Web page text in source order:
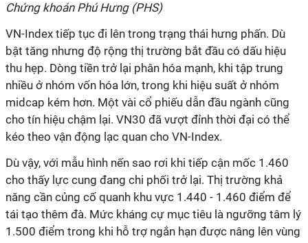
Chứng khoán Phú Hưng (PHS)
VN-Index tiếp tục đi lên trong trạng thái hưng phấn. Dù
bật tăng nhưng độ rộng thị trường bắt đầu có dấu hiệu
thu hẹp. Dòng tiền trở lại phân hóa mạnh, khi tập trung
nhiều ở nhóm vốn hóa lớn, trong khi hiệu suất ở nhóm
midcap kém hơn. Một vài cổ phiếu dẫn đầu ngành cũng
cho tín hiệu chậm lại. VN30 đã vượt đỉnh thời đại có thể
kéo theo vận động lạc quan cho VN-Index.
Dù vậy, với mẫu hình nến sao rơi khi tiếp cận mốc 1.460
cho thấy lực cung đang chi phối trở lại. Thị trường khả
năng cần củng cố quanh khu vực 1.440 - 1.460 điểm để
tái tạo thêm đà. Mức kháng cự mục tiêu là ngưỡng tâm lý
1.500 điểm trong khi hỗ trợ ngắn hạn được nâng lên vùng